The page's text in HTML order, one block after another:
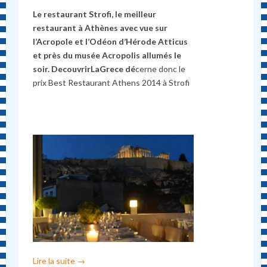
Le restaurant Strofi, le meilleur
restaurant à Athènes avec vue sur
l’Acropole et l’Odéon d’Hérode Atticus
et près du musée Acropolis allumés le
soir. DecouvrirLaGrece décerne donc le
prix Best Restaurant Athens 2014 à Strofi
Lire la suite →